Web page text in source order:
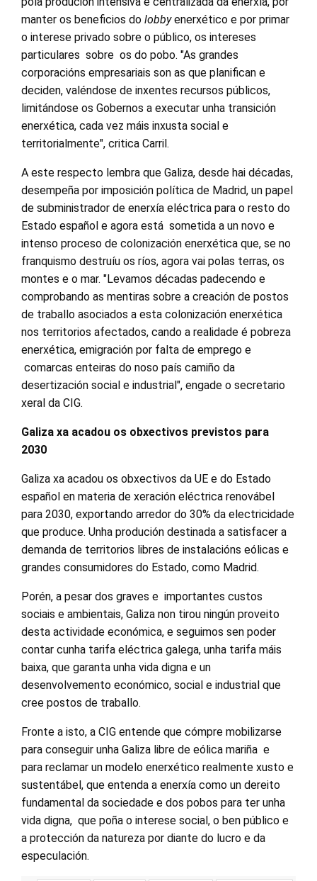
manter os beneficios do lobbyenerxético e por primar
o interese privado sobre o público, os intereses
particulares sobre os do pobo. "As grandes
corporacións empresariais son as que planifican e
deciden, valéndose de inxentes recursos públicos,
limitándose os Gobernos a executar unha transición
enerxética, cada vez máis inxusta social e
territorialmente", critica Carril.
A este respecto lembra que Galiza, desde hai décadas,
desempeña por imposición política de Madrid, un papel
de subministrador de enerxía eléctrica para o resto do
Estado español e agora está sometida a un novo e
intenso proceso de colonización enerxética que, se no
franquismo destruíu os ríos, agora vai polas terras, os
montes e o mar. "Levamos décadas padecendo e
comprobando as mentiras sobre a creación de postos
de traballo asociados a esta colonización enerxética
nos territorios afectados, cando a realidade é pobreza
enerxética, emigración por falta de emprego e
comarcas enteiras do noso país camiño da
desertización social e industrial", engade o secretario
xeral da CIG.
Galiza xa acadou os obxectivos previstos para
2030
Galiza xa acadou os obxectivos da UE e do Estado
español en materia de xeración eléctrica renovábel
para 2030, exportando arredor do 30% da electricidade
que produce. Unha produción destinada a satisfacer a
demanda de territorios libres de instalacións eólicas e
grandes consumidores do Estado, como Madrid.
Porén, a pesar dos graves e importantes custos
sociais e ambientais, Galiza non tirou ningún proveito
desta actividade económica, e seguimos sen poder
contar cunha tarifa eléctrica galega, unha tarifa máis
baixa, que garanta unha vida digna e un
desenvolvemento económico, social e industrial que
cree postos de traballo.
Fronte a isto, a CIG entende que cómpre mobilizarse
para conseguir unha Galiza libre de eólica mariña e
para reclamar un modelo enerxético realmente xusto e
sustentábel, que entenda a enerxía como un dereito
fundamental da sociedade e dos pobos para ter unha
vida digna, que poña o interese social, o ben público e
a protección da natureza por diante do lucro e da
especulación.